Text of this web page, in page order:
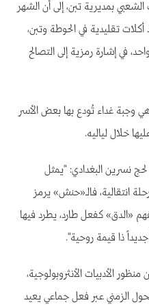
الشعبي بمديرية تبن، إلى أن الشهر
أكلات تقليدية في الحوطة وتبن،
في إشارة رمزية إلى التصالح
وجبة غداء تُودع بها بعض الأسر
خلال لياليه.
نسرين البغدادي: "يمثل
انتقالية، فالـ«حنش» يرمز
«الدق» كفعل طارد، يطرد فيها
ذا قيمة روحية".
الأدبيات الأنثروبولوجية،
الزمني عبر فعل جماعي يعيد